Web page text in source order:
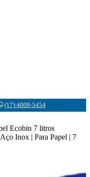
(17) 4009-5454
Ecobin 7 litros
Inox | Para Papel | 7